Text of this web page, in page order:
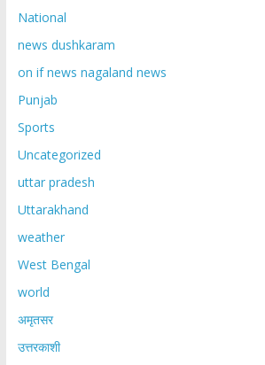
National
news dushkaram
on if news nagaland news
Punjab
Sports
Uncategorized
uttar pradesh
Uttarakhand
weather
West Bengal
world
अमृतसर
उत्तरकाशी